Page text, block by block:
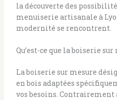
la découverte des
menuiserie artisanale à
modernité se rencontrent.
Qu’est-ce que la boiserie sur
La boiserie sur mesure
en bois adaptées
vos besoins. Contrairement